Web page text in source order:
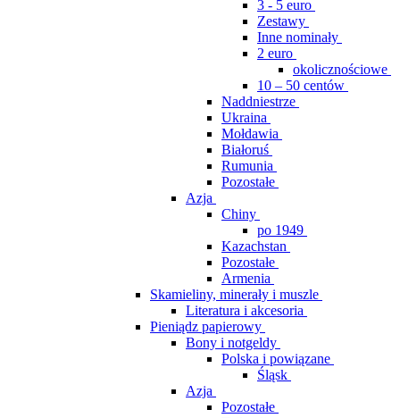
3 - 5 euro
Zestawy
Inne nominały
2 euro
okolicznościowe
10 – 50 centów
Naddniestrze
Ukraina
Mołdawia
Białoruś
Rumunia
Pozostałe
Azja
Chiny
po 1949
Kazachstan
Pozostałe
Armenia
Skamieliny, minerały i muszle
Literatura i akcesoria
Pieniądz papierowy
Bony i notgeldy
Polska i powiązane
Śląsk
Azja
Pozostałe